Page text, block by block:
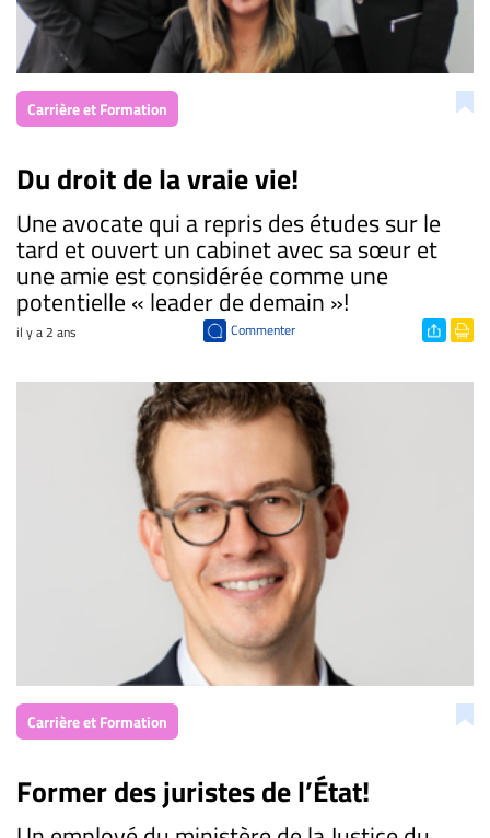
Carrière et Formation
Du droit de la vraie vie!
Une avocate qui a repris des études sur le
tard et ouvert un cabinet avec sa sœur et
une amie est considérée comme une
potentielle « leader de demain »!
il y a 2 ans Commenter
Carrière et Formation
Former des juristes de l’État!